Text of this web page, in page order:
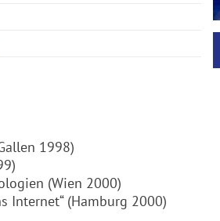
1998)
(Wien 2000)
Internet“ (Hamburg 2000)